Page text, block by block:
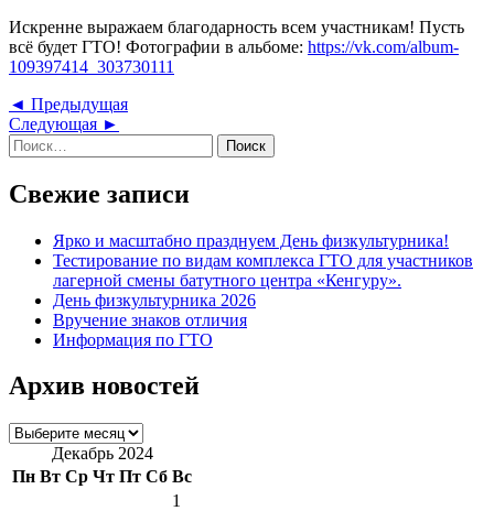
Искренне выражаем благодарность всем участникам! Пусть
всё будет ГТО! Фотографии в альбоме: https://vk.com/album-
109397414_303730111
Навигация
по
записям
◄ ПредыдущаяПредыдущая
Следующая ►
Найти:
Свежие записи
Ярко и масштабно празднуем День физкультурника!
Тестирование по видам комплекса ГТО для участников
лагерной смены батутного центра «Кенгуру».
День физкультурника 2026
Вручение знаков отличия
Информация по ГТО
Архив новостей
Архив
новостейДекабрь 2024
Пн Вт Ср Чт Пт Сб Вс
1